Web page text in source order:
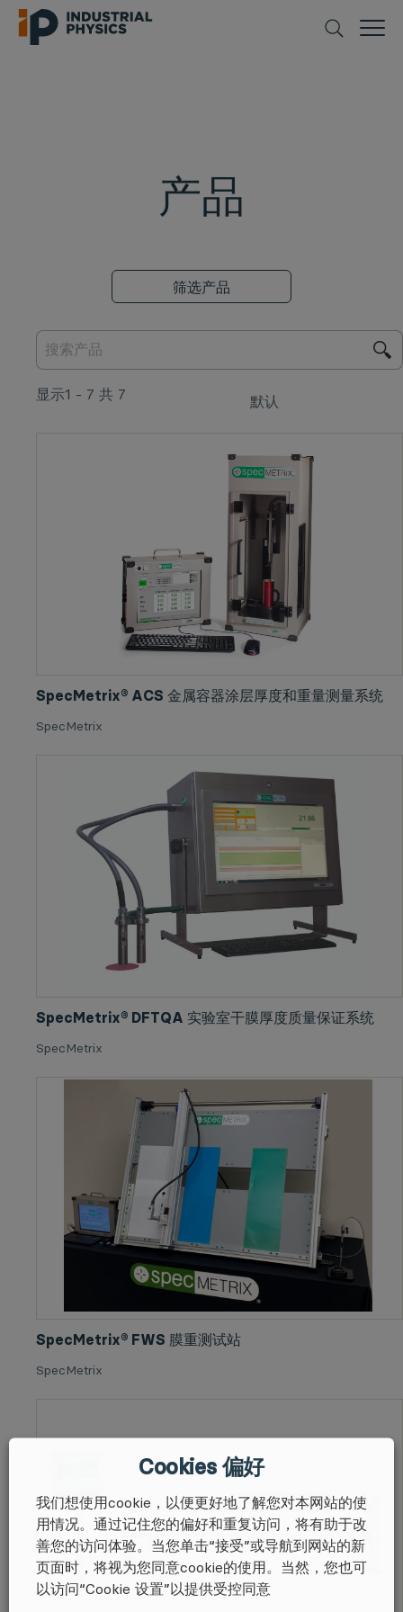
产品
筛选产品
显示1 - 7 共 7
SpecMetrix® ACS 金属容器涂层厚度和重量测量系统
SpecMetrix
SpecMetrix® DFTQA 实验室干膜厚度质量保证系统
SpecMetrix
SpecMetrix® FWS 膜重测试站
SpecMetrix
Cookies 偏好
我们想使用cookie，以便更好地了解您对本网站的使
用情况。通过记住您的偏好和重复访问，将有助于改
善您的访问体验。当您单击“接受”或导航到网站的新
页面时，将视为您同意cookie的使用。当然，您也可
以访问“Cookie 设置”以提供受控同意